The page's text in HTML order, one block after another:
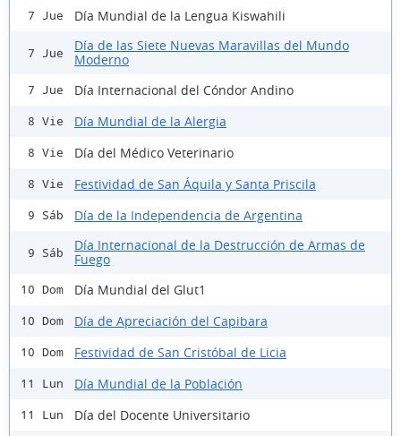
7 Jue Día Mundial de la Lengua Kiswahili
7 Jue
Día de las Siete Nuevas Maravillas del Mundo
Moderno
7 Jue Día Internacional del Cóndor Andino
8 Vie Día Mundial de la Alergia
8 Vie Día del Médico Veterinario
8 Vie Festividad de San Áquila y Santa Priscila
9 Sáb Día de la Independencia de Argentina
9 Sáb
Día Internacional de la Destrucción de Armas de
Fuego
10 Dom Día Mundial del Glut1
10 Dom Día de Apreciación del Capibara
10 Dom Festividad de San Cristóbal de Licia
11 Lun Día Mundial de la Población
11 Lun Día del Docente Universitario